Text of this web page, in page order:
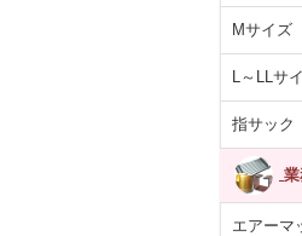
Mサイズ
L～LLサ
指サック
エアーマ
【医薬部外品】薬用
泡 NOTクリーン…
4,055円(税抜)
(税込4,460円)
紙